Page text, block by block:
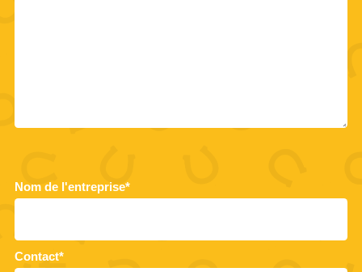
Nom de l'entreprise*
Contact*